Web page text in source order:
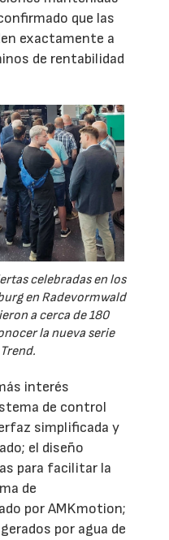
que las
exactamente a
de rentabilidad
celebradas en los
en Radevormwald
a cerca de 180
la nueva serie
interés
de control
simplificada y
el diseño
para facilitar la
de
por AMKmotion;
por agua de